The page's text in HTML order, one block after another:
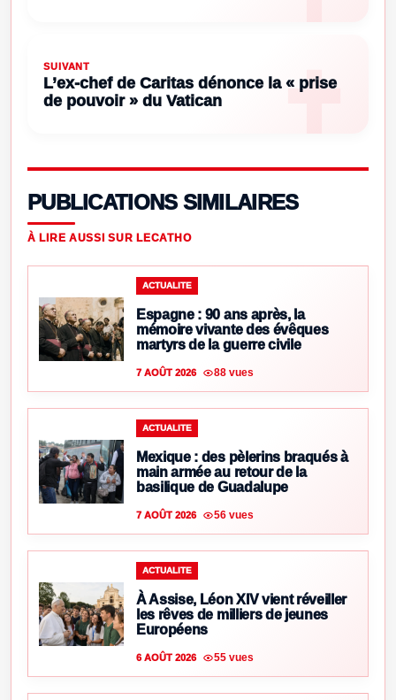
SUIVANT
L’ex-chef de Caritas dénonce la « prise
de pouvoir » du Vatican
PUBLICATIONS SIMILAIRES
À LIRE AUSSI SUR LECATHO
ACTUALITE
Espagne : 90 ans après, la
mémoire vivante des évêques
martyrs de la guerre civile
7 AOÛT 2026 88 vues
ACTUALITE
Mexique : des pèlerins braqués à
main armée au retour de la
basilique de Guadalupe
7 AOÛT 2026 56 vues
ACTUALITE
À Assise, Léon XIV vient réveiller
les rêves de milliers de jeunes
Européens
6 AOÛT 2026 55 vues